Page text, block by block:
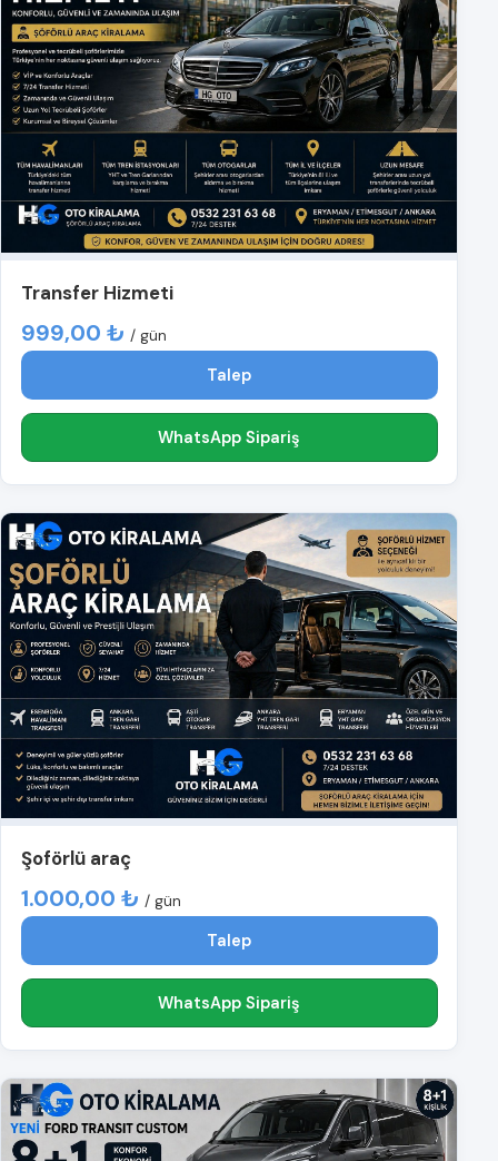
Transfer Hizmeti
999,00 ₺ / gün
Talep
WhatsApp Sipariş
Şoförlü araç
1.000,00 ₺ / gün
Talep
WhatsApp Sipariş